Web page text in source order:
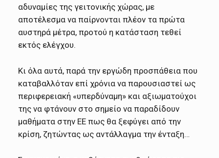
αδυναμίες της γειτονικής χώρας, με
αποτέλεσμα να παίρνονται πλέον τα πρώτα
αυστηρά μέτρα, προτού η κατάσταση τεθεί
εκτός ελέγχου.
Κι όλα αυτά, παρά την εργώδη προσπάθεια που
καταβαλλόταν επί χρόνια να παρουσιαστεί ως
περιφερειακή «υπερδύναμη» και αξιωματούχοι
της να φτάνουν στο σημείο να παραδίδουν
μαθήματα στην ΕΕ πως θα ξεφύγει από την
κρίση, ζητώντας ως αντάλλαγμα την ένταξη…